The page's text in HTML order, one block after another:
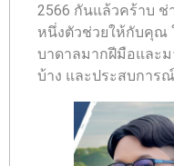
2566 กันแล้วคร้าบ ช่
หนึ่งตัวช่วยให้กับคุณ
บาดาลมากฝีมือและ
บ้าง และประสบการ